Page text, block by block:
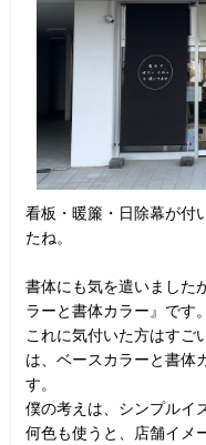
看板・暖簾・日除幕が付
たね。
書体にも気を遣いました
ラーと書体カラー』です。
これに気付いた方はすご
は、ベースカラーと書体
す。
僕の考えは、シンプルイ
何色も使うと、店舗イメ